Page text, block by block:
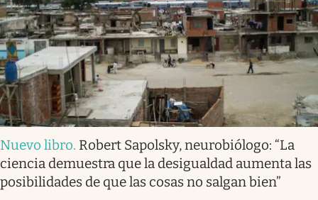
Nuevo libro. Robert Sapolsky, neurobiólogo: “La
ciencia demuestra que la desigualdad aumenta las
posibilidades de que las cosas no salgan bien”